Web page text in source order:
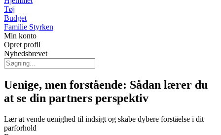
Tøj
Budget
Familie Styrken
Min konto
Opret profil
Nyhedsbrevet
Uenige, men forstående: Sådan lærer du
at se din partners perspektiv
Lær at vende uenighed til indsigt og skabe dybere forståelse i dit
parforhold